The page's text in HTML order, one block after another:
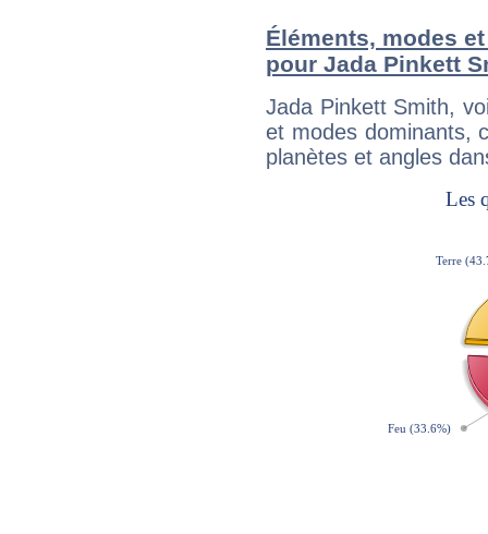
Éléments, modes
pour Jada Pinkett
Jada Pinkett Smith,
et modes dominants,
planètes et angles